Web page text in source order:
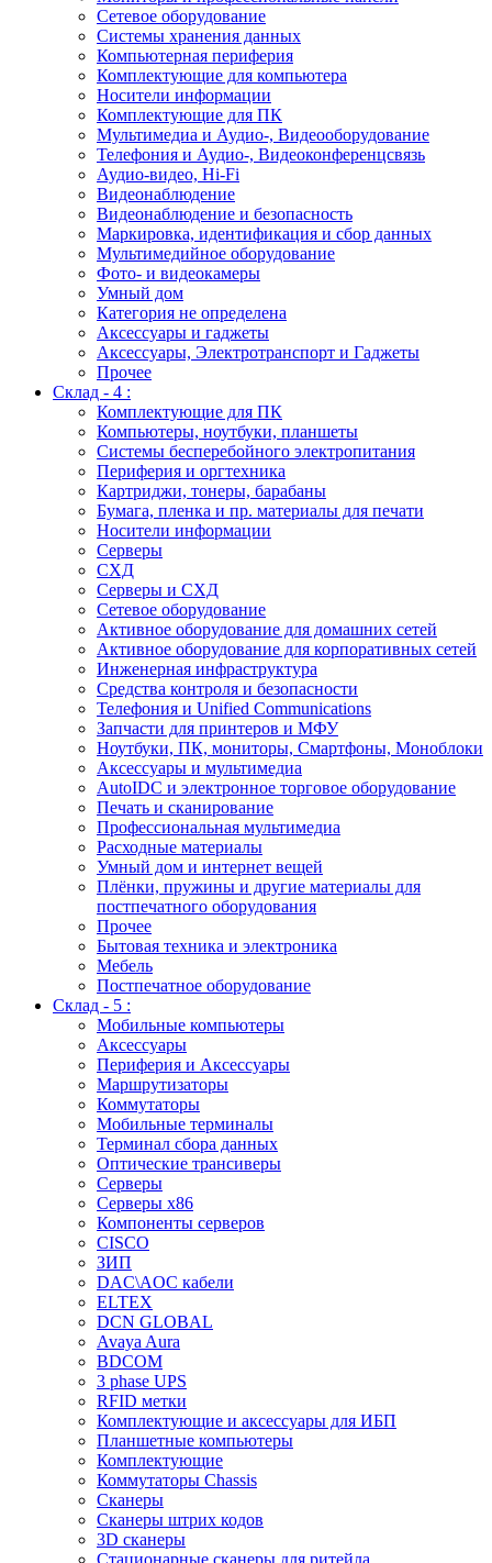
Сетевое оборудование
Системы хранения данных
Компьютерная периферия
Комплектующие для компьютера
Носители информации
Комплектующие для ПК
Мультимедиа и Аудио-, Видеооборудование
Телефония и Аудио-, Видеоконференцсвязь
Аудио-видео, Hi-Fi
Видеонаблюдение
Видеонаблюдение и безопасность
Маркировка, идентификация и сбор данных
Мультимедийное оборудование
Фото- и видеокамеры
Умный дом
Категория не определена
Аксессуары и гаджеты
Аксессуары, Электротранспорт и Гаджеты
Прочее
Склад - 4 :
Комплектующие для ПК
Компьютеры, ноутбуки, планшеты
Системы бесперебойного электропитания
Периферия и оргтехника
Картриджи, тонеры, барабаны
Бумага, пленка и пр. материалы для печати
Носители информации
Серверы
СХД
Серверы и СХД
Сетевое оборудование
Активное оборудование для домашних сетей
Активное оборудование для корпоративных сетей
Инженерная инфраструктура
Средства контроля и безопасности
Телефония и Unified Communications
Запчасти для принтеров и МФУ
Ноутбуки, ПК, мониторы, Смартфоны, Моноблоки
Аксессуары и мультимедиа
AutoIDC и электронное торговое оборудование
Печать и сканирование
Профессиональная мультимедиа
Расходные материалы
Умный дом и интернет вещей
Плёнки, пружины и другие материалы для
постпечатного оборудования
Прочее
Бытовая техника и электроника
Мебель
Постпечатное оборудование
Склад - 5 :
Мобильные компьютеры
Аксессуары
Периферия и Аксессуары
Маршрутизаторы
Коммутаторы
Мобильные терминалы
Терминал сбора данных
Оптические трансиверы
Серверы
Серверы x86
Компоненты серверов
CISCO
ЗИП
DAC\AOC кабели
ELTEX
DCN GLOBAL
Avaya Aura
BDCOM
3 phase UPS
RFID метки
Комплектующие и аксессуары для ИБП
Планшетные компьютеры
Комплектующие
Коммутаторы Chassis
Сканеры
Сканеры штрих кодов
3D сканеры